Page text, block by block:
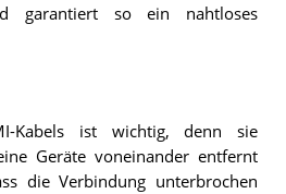
garantiert so ein nahtloses
Kabels ist wichtig, denn sie
Geräte voneinander entfernt
die Verbindung unterbrochen